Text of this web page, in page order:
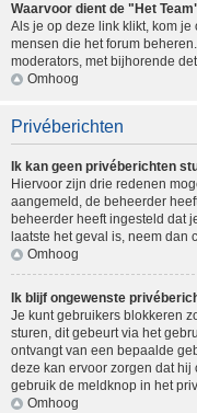
Waarvoor dient de "Het
Als je op deze link klikt, kom
mensen die het forum
moderators, met bijhorende
Omhoog
Privéberichten
Ik kan geen privéberichten
Hiervoor zijn drie redenen
aangemeld, de beheerder
beheerder heeft ingesteld dat
laatste het geval is, neem dan
Omhoog
Ik blijf ongewenste
Je kunt gebruikers blokkeren
sturen, dit gebeurt via het
ontvangt van een bepaalde
deze kan ervoor zorgen dat
gebruik de meldknop in het
Omhoog